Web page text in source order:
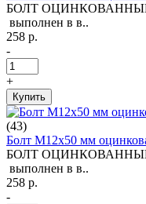
БОЛТ ОЦИНКОВАННЫЙ
выполнен в в..
258 р.
-
+
Купить
(43)
Болт М12х50 мм
БОЛТ ОЦИНКОВАННЫЙ
выполнен в в..
258 р.
-